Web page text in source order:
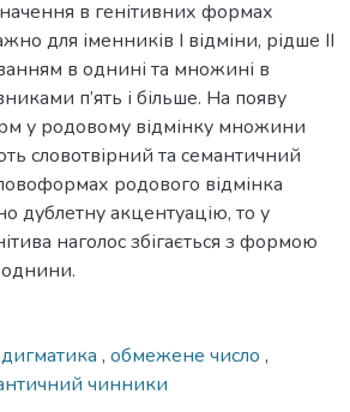
в генітивних формах
для іменників І відміни, рідше ІІ
в однині та множині в
п’ять і більше. На появу
у родовому відмінку множини
словотвірний та семантичний
родового відмінка
дублетну акцентуацію, то у
наголос збігається з формою
однини.
, обмежене число ,
чинники